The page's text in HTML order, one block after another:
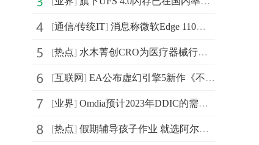
[通信/传统IT] 消息称微软Edge 110将是放弃对Windows 7、8和8.1支持的
[热点] 水木菁创CRO为医疗器械行业发展赋能
[互联网 ] EA公布虚幻引擎5新作《不朽者传奇》 将于2023年登陆PS5
[业界] Omdia预计2023年DDIC的需求将有所恢复并实现3%的年同比增长
[热点] 假期辅导孩子作业 就选阿尔法蛋AI词典笔T10